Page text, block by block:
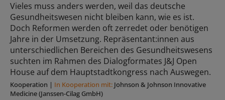
Vieles muss anders werden, weil das deutsche
Gesundheitswesen nicht bleiben kann, wie es ist.
Doch Reformen werden oft zerredet oder benötigen
Jahre in der Umsetzung. Repräsentant:innen aus
unterschiedlichen Bereichen des Gesundheitswesens
suchten im Rahmen des Dialogformates J&J Open
House auf dem Hauptstadtkongress nach Auswegen.
Kooperation | In Kooperation mit: Johnson & Johnson Innovative
Medicine (Janssen-Cilag GmbH)